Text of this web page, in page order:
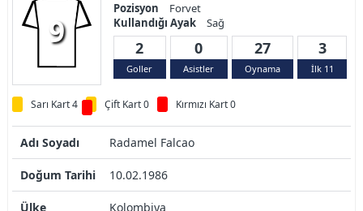
9
Pozisyon
Forvet
Kullandığı Ayak
Sağ
2
Goller
0
Asistler
27
Oynama
3
İlk 11
Sarı Kart 4 Çift Kart 0 Kırmızı Kart 0
Adı Soyadı Radamel Falcao
Doğum Tarihi 10.02.1986
Ülke Kolombiya